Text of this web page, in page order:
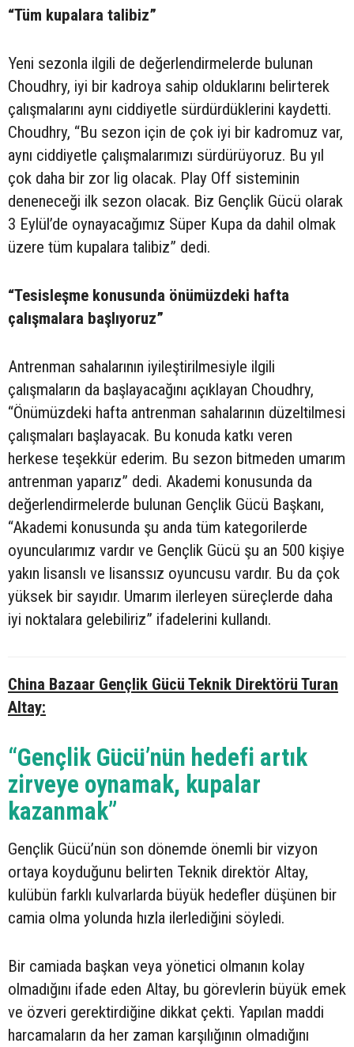
“Tüm kupalara talibiz”
Yeni sezonla ilgili de değerlendirmelerde bulunan
Choudhry, iyi bir kadroya sahip olduklarını belirterek
çalışmalarını aynı ciddiyetle sürdürdüklerini kaydetti.
Choudhry, “Bu sezon için de çok iyi bir kadromuz var,
aynı ciddiyetle çalışmalarımızı sürdürüyoruz. Bu yıl
çok daha bir zor lig olacak. Play Off sisteminin
deneneceği ilk sezon olacak. Biz Gençlik Gücü olarak
3 Eylül’de oynayacağımız Süper Kupa da dahil olmak
üzere tüm kupalara talibiz” dedi.
“Tesisleşme konusunda önümüzdeki hafta
çalışmalara başlıyoruz”
Antrenman sahalarının iyileştirilmesiyle ilgili
çalışmaların da başlayacağını açıklayan Choudhry,
“Önümüzdeki hafta antrenman sahalarının düzeltilmesi
çalışmaları başlayacak. Bu konuda katkı veren
herkese teşekkür ederim. Bu sezon bitmeden umarım
antrenman yaparız” dedi. Akademi konusunda da
değerlendirmelerde bulunan Gençlik Gücü Başkanı,
“Akademi konusunda şu anda tüm kategorilerde
oyuncularımız vardır ve Gençlik Gücü şu an 500 kişiye
yakın lisanslı ve lisanssız oyuncusu vardır. Bu da çok
yüksek bir sayıdır. Umarım ilerleyen süreçlerde daha
iyi noktalara gelebiliriz” ifadelerini kullandı.
China Bazaar Gençlik Gücü Teknik Direktörü Turan
Altay:
“Gençlik Gücü’nün hedefi artık
zirveye oynamak, kupalar
kazanmak”
Gençlik Gücü’nün son dönemde önemli bir vizyon
ortaya koyduğunu belirten Teknik direktör Altay,
kulübün farklı kulvarlarda büyük hedefler düşünen bir
camia olma yolunda hızla ilerlediğini söyledi.
Bir camiada başkan veya yönetici olmanın kolay
olmadığını ifade eden Altay, bu görevlerin büyük emek
ve özveri gerektirdiğine dikkat çekti. Yapılan maddi
harcamaların da her zaman karşılığının olmadığını